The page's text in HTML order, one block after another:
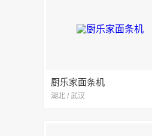
厨乐家面条机
湖北 / 武汉